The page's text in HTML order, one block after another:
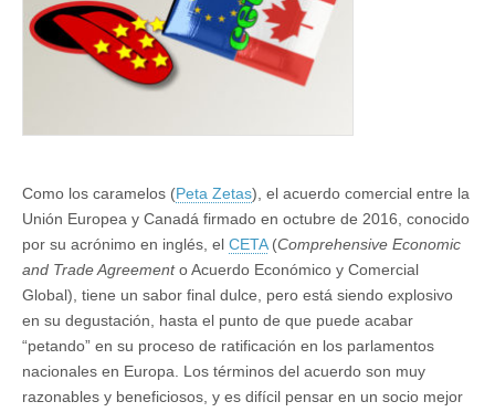
Como los caramelos (Peta Zetas), el acuerdo comercial entre la
Unión Europea y Canadá firmado en octubre de 2016, conocido
por su acrónimo en inglés, el CETA(Comprehensive Economic
and Trade Agreemento Acuerdo Económico y Comercial
Global), tiene un sabor final dulce, pero está siendo explosivo
en su degustación, hasta el punto de que puede acabar
“petando” en su proceso de ratificación en los parlamentos
nacionales en Europa. Los términos del acuerdo son muy
razonables y beneficiosos, y es difícil pensar en un socio mejor